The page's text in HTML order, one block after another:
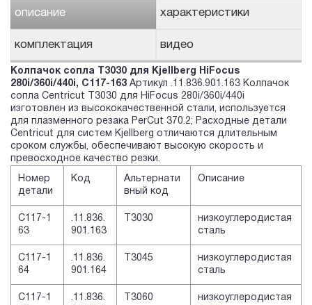
описание характеристики
комплектация видео
Колпачок сопла T3030 для Kjellberg HiFocus
280i/360i/440i, C117-163 Артикул .11.836.901.163 Колпачок
сопла Centricut T3030 для HiFocus 280i/360i/440i
изготовлен из высококачественной стали, используется
для плазменного резака PerCut 370.2; Расходные детали
Centricut для систем Kjellberg отличаются длительным
сроком службы, обеспечивают высокую скорость и
превосходное качество резки.
Номер
детали
Код
Альтернати
вный код
Описание
C117-1
63
.11.836.
901.163
T3030
низкоуглеродистая
сталь
C117-1
64
.11.836.
901.164
T3045
низкоуглеродистая
сталь
C117-1
.11.836.
T3060
низкоуглеродистая